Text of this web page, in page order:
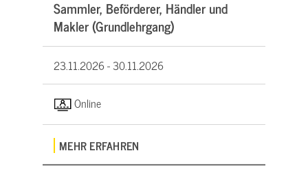
Sammler, Beförderer, Händler und
Makler (Grundlehrgang)
23.11.2026 -30.11.2026
Online
MEHR ERFAHREN